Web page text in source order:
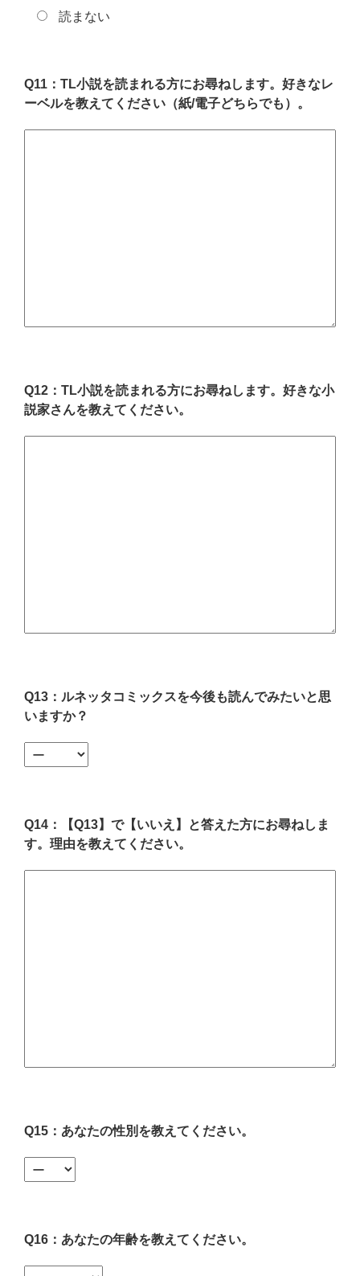
読まない
Q11：TL小説を読まれる方にお尋ねします。好きなレ
ーベルを教えてください（紙/電子どちらでも）。
Q12：TL小説を読まれる方にお尋ねします。好きな小
説家さんを教えてください。
Q13：ルネッタコミックスを今後も読んでみたいと思
いますか？
Q14：【Q13】で【いいえ】と答えた方にお尋ねしま
す。理由を教えてください。
Q15：あなたの性別を教えてください。
Q16：あなたの年齢を教えてください。